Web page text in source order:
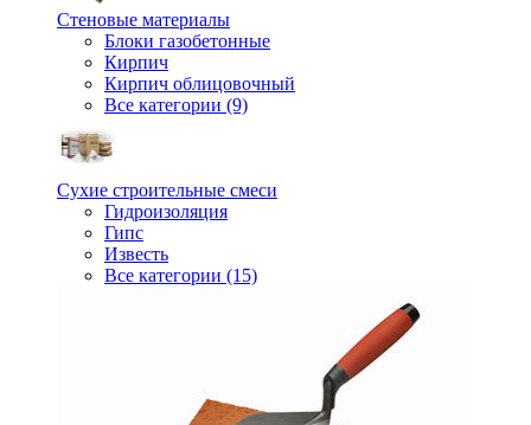
Стеновые материалы
Блоки газобетонные
Кирпич
Кирпич облицовочный
Все категории (9)
Сухие строительные смеси
Гидроизоляция
Гипс
Известь
Все категории (15)